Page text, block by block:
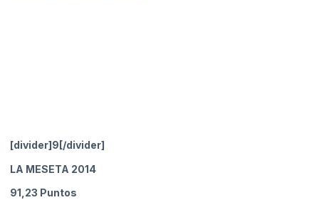
[divider]9[/divider]
LA MESETA 2014
91,23 Puntos